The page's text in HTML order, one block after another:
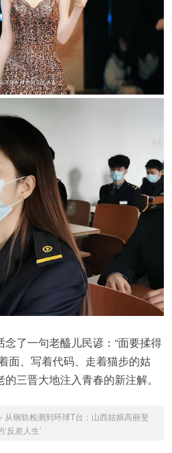
了一句老醯儿民谚：“面要揉得
面、写着代码、走着猫步的姑
三晋大地注入青春的新注解。
从钢轨检测到环球T台：山西姑娘高丽斐
‘反差人生’